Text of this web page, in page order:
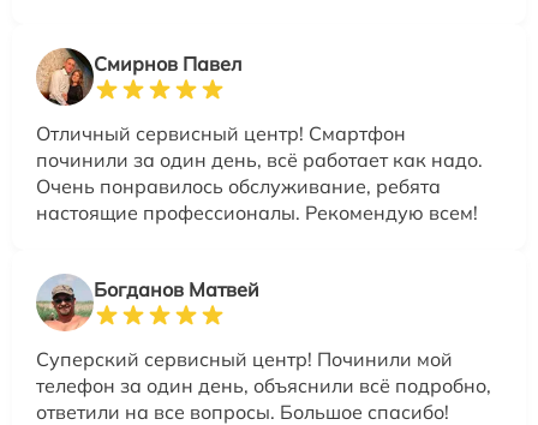
Смирнов Павел
Отличный сервисный центр! Смартфон
починили за один день, всё работает как надо.
Очень понравилось обслуживание, ребята
настоящие профессионалы. Рекомендую всем!
Богданов Матвей
Суперский сервисный центр! Починили мой
телефон за один день, объяснили всё подробно,
ответили на все вопросы. Большое спасибо!